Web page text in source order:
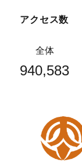
アクセス数
全体
940,583